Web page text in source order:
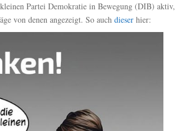
Partei Demokratie in Bewegung (DIB) aktiv,
von denen angezeigt. So auch dieser hier: